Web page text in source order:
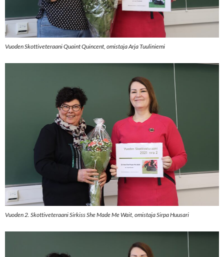
Vuoden Skottiveteraani Quaint Quincent, omistaja Arja Tuuliniemi
Vuoden 2. Skottiveteraani Sirkiss She Made Me Wait, omistaja Sirpa Huusari